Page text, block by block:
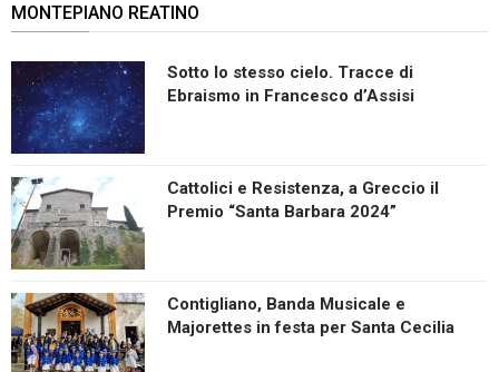
MONTEPIANO REATINO
Sotto lo stesso cielo. Tracce di
Ebraismo in Francesco d’Assisi
Cattolici e Resistenza, a Greccio il
Premio “Santa Barbara 2024”
Contigliano, Banda Musicale e
Majorettes in festa per Santa Cecilia